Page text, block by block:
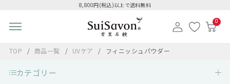
8,800円(税込)以上で送料無料
0
TOP 商品一覧 UVケア フィニッシュパウダー
カテゴリー